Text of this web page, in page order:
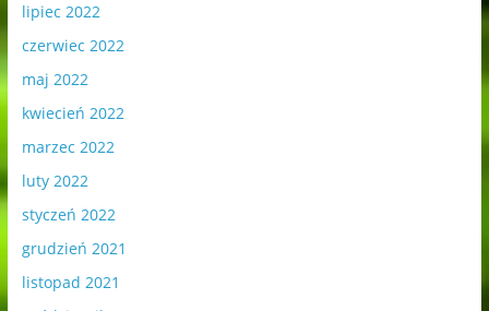
lipiec 2022
czerwiec 2022
maj 2022
kwiecień 2022
marzec 2022
luty 2022
styczeń 2022
grudzień 2021
listopad 2021